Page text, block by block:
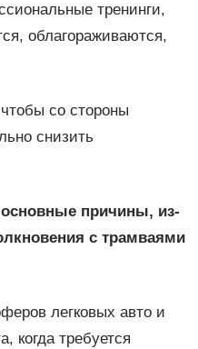
тренинги,
облагораживаются,
со стороны
снизить
причины, из-
с трамваями
легковых авто и
когда требуется